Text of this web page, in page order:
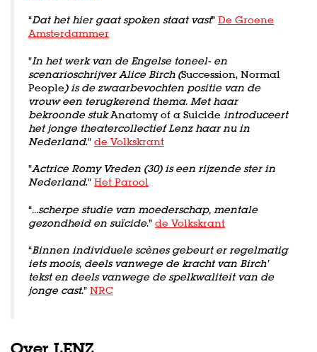
“Dat het hier gaat spoken staat vast” De Groene
Amsterdammer
"In het werk van de Engelse toneel- en
scenarioschrijver Alice Birch (Succession, Normal
People) is de zwaarbevochten positie van de
vrouw een terugkerend thema. Met haar
bekroonde stukAnatomy of a Suicide introduceert
het jonge theatercollectief Lenz haar nu in
Nederland." de Volkskrant
"Actrice Romy Vreden (30) is een rijzende ster in
Nederland." Het Parool
“…scherpe studie van moederschap, mentale
gezondheid en suïcide.” de Volkskrant
“Binnen individuele scènes gebeurt er regelmatig
iets moois, deels vanwege de kracht van Birch’
tekst en deels vanwege de spelkwaliteit van de
jonge cast.” NRC